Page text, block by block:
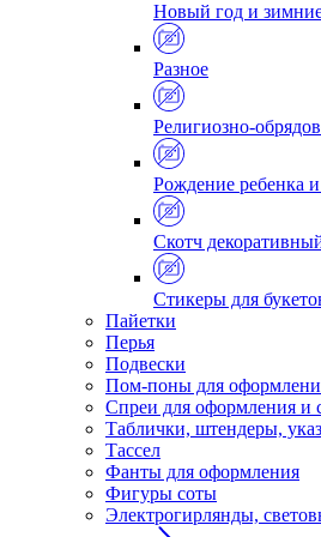
Новый год и
Разное
Религиозно-
Рождение ребенка и
Скотч
Стикеры для
Пайетки
Перья
Подвески
Пом-поны для
Спреи для оформления и
Таблички, штендеры,
Тассел
Фанты для оформления
Фигуры соты
Электрогирлянды,